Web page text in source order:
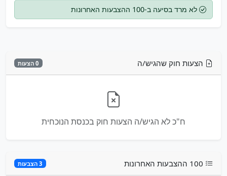
לא מרד בסיעה ב-100 ההצבעות האחרונות
הצעות חוק שהגיש/ה 0 הצעות
ח"כ לא הגיש/ה הצעות חוק בכנסת הנוכחית
3 הצבעות